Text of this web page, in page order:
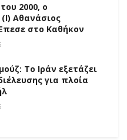
2000, ο
Αθανάσιος
στο Καθήκον
Το Ιράν εξετάζει
για πλοία